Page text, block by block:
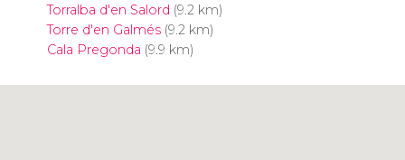
Torralba d'en Salord (9.2 km)
Torre d'en Galmés(9.2 km)
Cala Pregonda (9.9 km)